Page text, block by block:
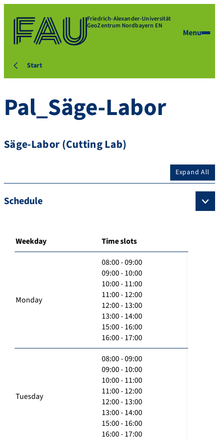
Friedrich-Alexander-Universität
GeoZentrum Nordbayern EN
Menu
Start
Pal_Säge-Labor
Säge-Labor (Cutting Lab)
Expand All
Schedule
Weekday Time slots
Monday
08:00 - 09:00
09:00 - 10:00
10:00 - 11:00
11:00 - 12:00
12:00 - 13:00
13:00 - 14:00
15:00 - 16:00
16:00 - 17:00
Tuesday
08:00 - 09:00
09:00 - 10:00
10:00 - 11:00
11:00 - 12:00
12:00 - 13:00
13:00 - 14:00
15:00 - 16:00
16:00 - 17:00